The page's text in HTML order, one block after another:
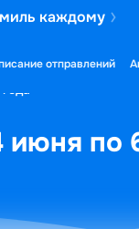
каждому
отправлений
июня по